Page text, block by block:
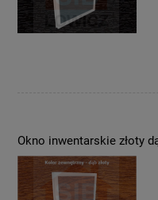
Okno inwentarskie złoty